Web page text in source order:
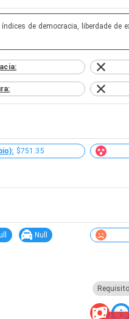
de democracia, liberdade de
$751.35
Null